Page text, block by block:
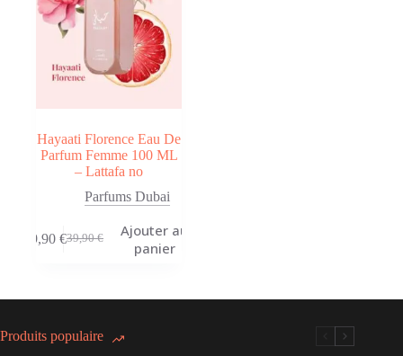
Hayaati Florence Eau De
Parfum Femme 100 ML
– Lattafa no
Parfums Dubai
39,90€
Le
19,90€Le
Ajouter au
panier
Produits populaire